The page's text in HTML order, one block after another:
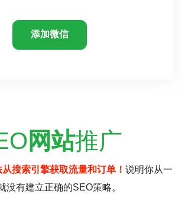
添加微信
网站推广
从搜索引擎获取流量和订单！ 说明你从一
没有建立正确的SEO策略。